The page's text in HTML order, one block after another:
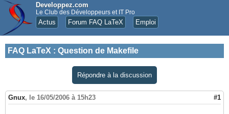
Developpez.com
Le Club des Développeurs et IT Pro
Actus Forum FAQ LaTeX Emploi
FAQ LaTeX : Question de Makefile
Répondre à la discussion
Gnux, le 16/05/2006 à 15h23 #1